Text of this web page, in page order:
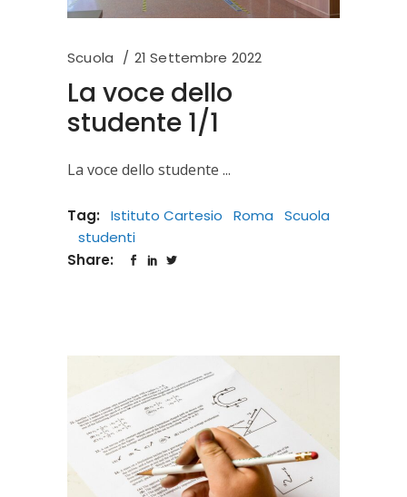
Scuola 21 Settembre 2022
La voce dello
studente 1/1
La voce dello studente
Tag: Istituto Cartesio Roma
Scuola
studenti
Share: